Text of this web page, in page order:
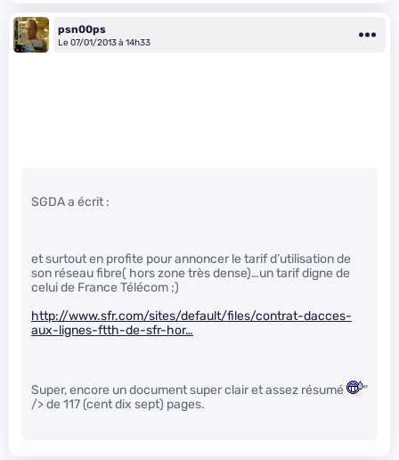
psn00ps
Le 07/01/2013 à 14h33
SGDA a écrit :
et surtout en profite pour annoncer le tarif d’utilisation de
son réseau fibre( hors zone très dense)…un tarif digne de
celui de France Télécom ;)
http://www.sfr.com/sites/default/files/contrat-dacces-
aux-lignes-ftth-de-sfr-hor…
Super, encore un document super clair et assez résumé
"
/> de 117 (cent dix sept) pages.